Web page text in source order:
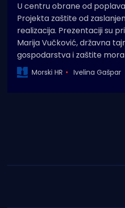
U centru obrane od
Projekta zaštite od
realizacija. Prezentaciji su
Marija Vučković, državna
gospodarstva i zaštite mora
Morski HR Ivelina Gašpar